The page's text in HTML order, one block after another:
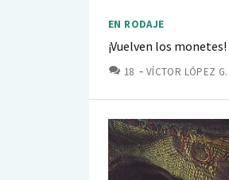
EN RODAJE
¡Vuelven los monetes!
18 COMENTARIOS
VÍCTOR LÓPEZ G.